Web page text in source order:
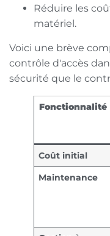
Réduire les
matériel.
Voici une brève
contrôle d'accès
sécurité que le
Fonctionnalité
Coût initial
Maintenance